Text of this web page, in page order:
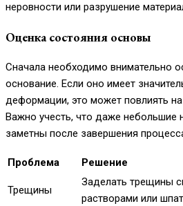
неровности или разрушение
Оценка состояния основы
Сначала необходимо внимательно
основание. Если оно имеет
деформации, это может повлиять на
Важно учесть, что даже небольшие
заметны после завершения
Проблема Решение
Трещины
Заделать трещины
растворами или